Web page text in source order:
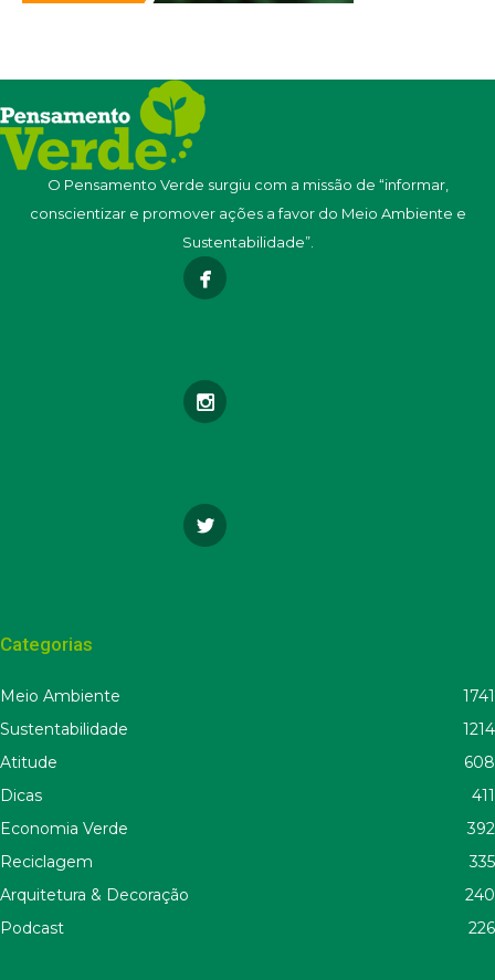
O Pensamento Verde surgiu com a missão de “informar,
conscientizar e promover ações a favor do Meio Ambiente e
Sustentabilidade”.
Categorias
Meio Ambiente
1741
Sustentabilidade
1214
Atitude
608
Dicas
411
Economia Verde
392
Reciclagem
335
Arquitetura & Decoração
240
Podcast
226